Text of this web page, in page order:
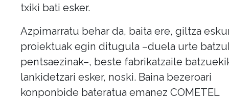
txiki bati esker.
Azpimarratu behar da, baita ere, giltza
proiektuak egin ditugula –duela urte
pentsaezinak–, beste fabrikatzaile
lankidetzari esker, noski. Baina bezeroari
konponbide bateratua emanez COMETEL